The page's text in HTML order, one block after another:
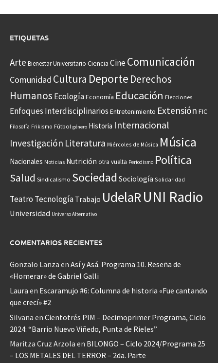
ETIQUETAS
Arte Bienestar Universitario Ciencia CineComunicación
Comunidad Cultura Deporte Derechos
Humanos EcologíaEconomía Educación Elecciones
Enfoques Interdisciplinarios Entretenimiento Extensión FIC
Filosofía Frikismo Fútbol género Historia Internacional
Investigación Literatura Miércoles de Música Música
Nacionales Noticias Nutrición otra vuelta Periodismo Política
Salud Sindicalismo Sociedad Sociología Solidaridad
Teatro Tecnología Trabajo UdelaRUNI Radio
Universidad Universo Alternativo
COMENTARIOS RECIENTES
Gonzalo Lanza en Así y Asá. Programa 10. Reseña de
«Homerar» de Gabriel Galli
Laura en Escaramujo #6: Columna de historia «Fue cantando
que crecí» #2
Silvana en Cientotrés PIM – Decimoprimer Programa, Ciclo
2024: “Barrio Nuevo Viñedo, Punta de Rieles”
Maritza Cruz Arzola en BILONGO – Ciclo 2024/Programa 25
– LOS METALES DEL TERROR – 2da. Parte